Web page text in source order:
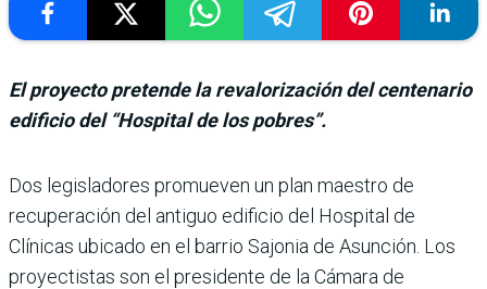
El proyecto pretende la revalorización del centenario
edificio del “Hospital de los pobres”.
Dos legisladores promueven un plan maestro de
recupe­ración del antiguo edificio del Hospital de
Clínicas ubicado en el barrio Sajonia de Asun­ción. Los
proyectistas son el presidente de la Cámara de